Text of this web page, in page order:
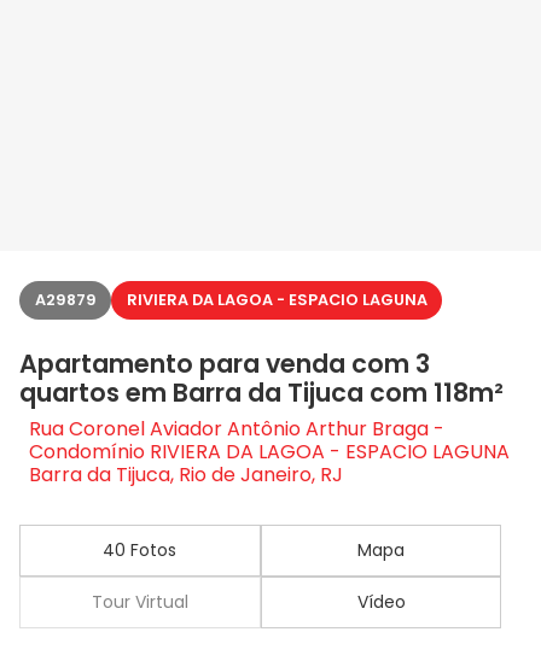
A29879 RIVIERA DA LAGOA - ESPACIO LAGUNA
Apartamento para venda com 3
quartos em Barra da Tijuca com 118m²
Rua Coronel Aviador Antônio Arthur Braga -
Condomínio RIVIERA DA LAGOA - ESPACIO LAGUNA
Barra da Tijuca, Rio de Janeiro, RJ
40 Fotos Mapa
Tour Virtual Vídeo